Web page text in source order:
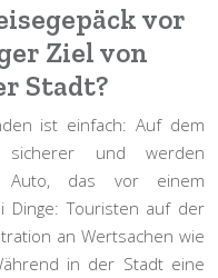
vor
Ziel von
Stadt?
ist einfach: Auf dem
und werden
Auto, das vor einem
Dinge: Touristen auf der
an Wertsachen wie
in der Stadt eine